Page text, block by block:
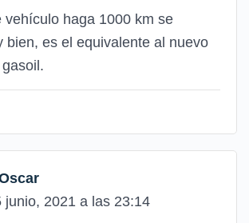
vehículo haga 1000 km se
bien, es el equivalente al nuevo
junio, 2021 a las 23:14